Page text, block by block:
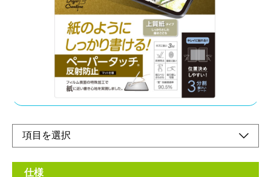
・液晶画面をキズや汚れから守る
・位置決めしやすい3分割離型シート
・指紋や汚れに強い
・気泡レス加工
仕様